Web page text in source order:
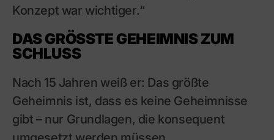
Konzept war wichtiger.“
DAS GRÖSSTE GEHEIMNIS ZUM S
CHLUSS
Nach 15 Jahren weiß er: Das größte
Geheimnis ist, dass es keine Geheimnisse
gibt – nur Grundlagen, die konsequent